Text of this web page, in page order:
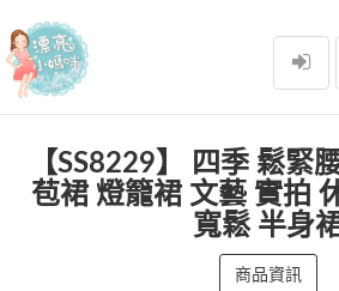
漂亮小媽咪
【SS8229】 四季 鬆緊
苞裙 燈籠裙 文藝 實拍
寬鬆 半身
商品資訊